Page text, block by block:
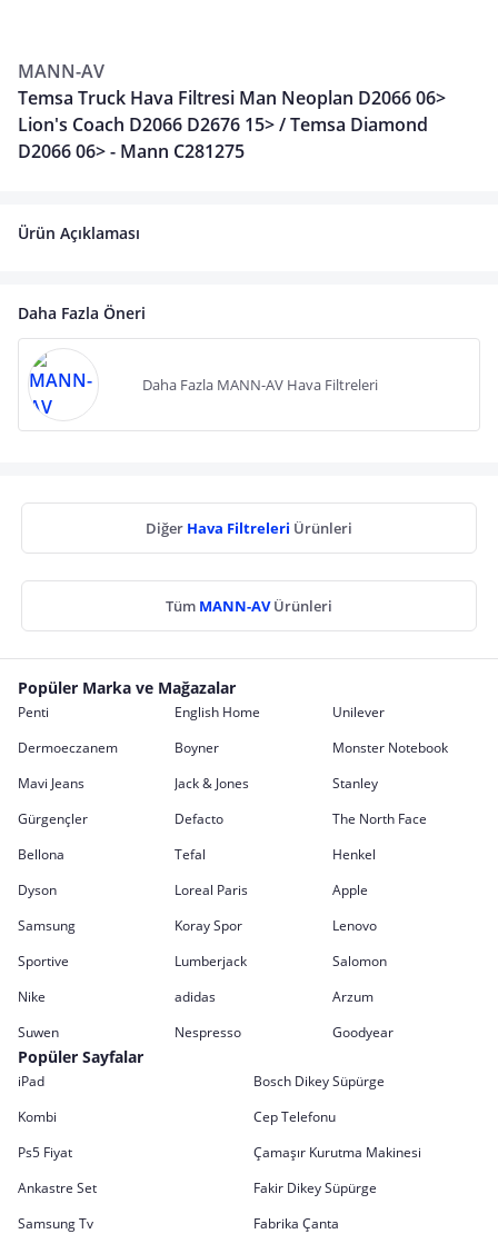
MANN-AV
Temsa Truck Hava Filtresi Man Neoplan D2066 06>
Lion's Coach D2066 D2676 15> / Temsa Diamond
D2066 06> - Mann C281275
Ürün Açıklaması
Daha Fazla Öneri
Daha Fazla MANN-AV Hava Filtreleri
Diğer Hava Filtreleri Ürünleri
Tüm MANN-AVÜrünleri
Popüler Marka ve Mağazalar
Penti English Home
Unilever
Dermoeczanem
Boyner
Monster Notebook
Mavi Jeans
Jack & Jones
Stanley
Gürgençler
Defacto
The North Face
Bellona
Tefal
Henkel
Dyson
Loreal Paris
Apple
Samsung
Koray Spor
Lenovo
Sportive
Lumberjack
Salomon
Nike
adidas
Arzum
Suwen
Nespresso Goodyear
Popüler Sayfalar
iPad
Bosch Dikey Süpürge
Kombi
Cep Telefonu
Ps5 Fiyat
Çamaşır Kurutma Makinesi
Ankastre Set
Fakir Dikey Süpürge
Samsung Tv
Fabrika Çanta